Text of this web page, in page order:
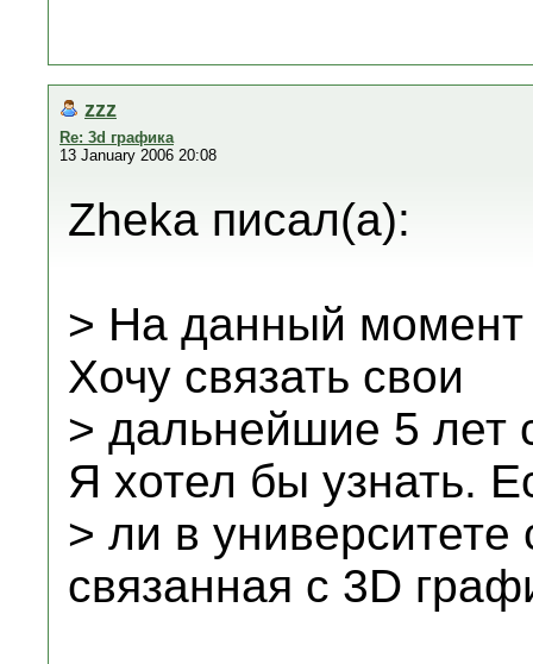
zzz
Re: 3d графика
13 January 2006 20:08
Zheka писал(а):
> На данный момент
Хочу связать свои
> дальнейшие 5 лет
Я хотел бы узнать.
> ли в университете
связанная с 3D